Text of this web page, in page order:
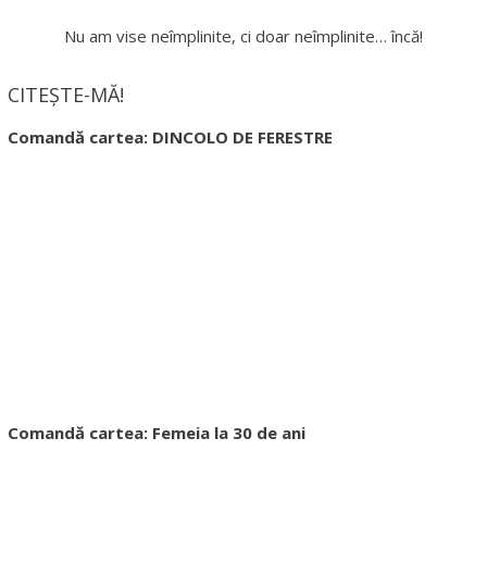
Nu am vise neîmplinite, ci doar neîmplinite… încă!
CITEȘTE-MĂ!
Comandă cartea: DINCOLO DE FERESTRE
Comandă cartea: Femeia la 30 de ani